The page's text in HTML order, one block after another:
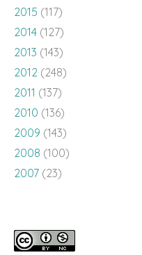
2015 (117)
2014 (127)
2013 (143)
2012 (248)
2011 (137)
2010 (136)
2009 (143)
2008 (100)
2007 (23)